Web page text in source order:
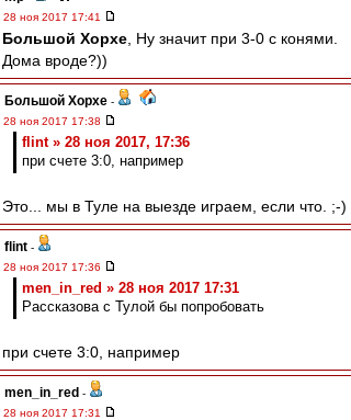
28 ноя 2017 17:41
Большой Хорхе , Ну значит при 3-0 с конями.
Дома вроде?))
Большой Хорхе -
28 ноя 2017 17:38
flint » 28 ноя 2017, 17:36
при счете 3:0, например
Это... мы в Туле на выезде играем, если что. ;-)
flint -
28 ноя 2017 17:36
men_in_red » 28 ноя 2017 17:31
Рассказова с Тулой бы попробовать
при счете 3:0, например
men_in_red -
28 ноя 2017 17:31